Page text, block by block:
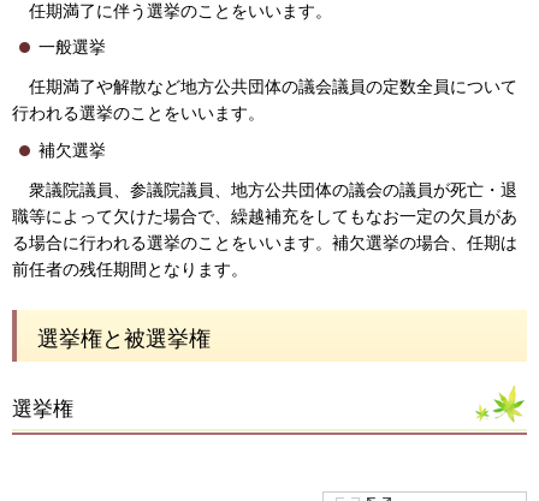
任期満了に伴う選挙のことをいいます。
一般選挙
任期満了や解散など地方公共団体の議会議員の定数全員について
行われる選挙のことをいいます。
補欠選挙
衆議院議員、参議院議員、地方公共団体の議会の議員が死亡・退
職等によって欠けた場合で、繰越補充をしてもなお一定の欠員があ
る場合に行われる選挙のことをいいます。補欠選挙の場合、任期は
前任者の残任期間となります。
選挙権と被選挙権
選挙権